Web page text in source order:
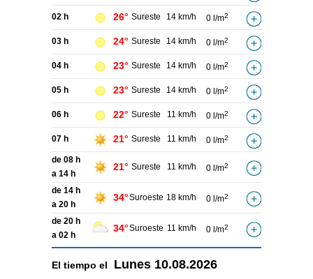
02 h 26° Sureste 14 km/h 0 l/m2
03 h 24° Sureste 14 km/h 0 l/m2
04 h 23° Sureste 14 km/h 0 l/m2
05 h 23° Sureste 14 km/h 0 l/m2
06 h 22° Sureste 11 km/h 0 l/m2
07 h 21° Sureste 11 km/h 0 l/m2
de 08 h
a 14 h
21° Sureste 11 km/h 0 l/m2
de 14 h
a 20 h
34°Suroeste 18 km/h 0 l/m2
de 20 h
a 02 h
34°Suroeste 11 km/h 0 l/m2
El tiempo el Lunes 10.08.2026